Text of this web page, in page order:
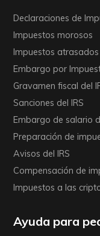
Declaraciones de
Impuestos morosos
Impuestos atrasados
Embargo por
Gravamen fiscal del
Sanciones del IRS
Embargo de salario
Preparación de
Avisos del IRS
Compensación de
Impuestos a las
Ayuda para